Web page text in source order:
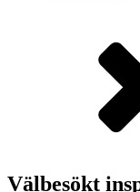
Välbesökt